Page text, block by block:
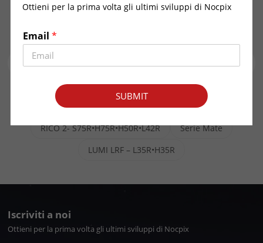
MT – M6T25S
ACE RM – S60R•H50R
RICO 2- S75R•H75R•H50R•L42R
Serie Mate
LUMI LRF – L35R•H35R
Iscriviti a noi
Ottieni per la prima volta gli ultimi sviluppi di Nocpix
Ottieni per la prima volta gli ultimi sviluppi di Nocpix
Email *
SUBMIT